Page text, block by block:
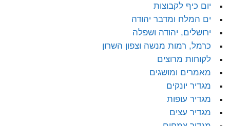
יום כיף לקבוצות
ים המלח ומדבר יהודה
ירושלים, יהודה ושפלה
כרמל, רמות מנשה וצפון השרון
לקוחות מרוצים
מאמרים ומושגים
מגדיר יונקים
מגדיר עופות
מגדיר עצים